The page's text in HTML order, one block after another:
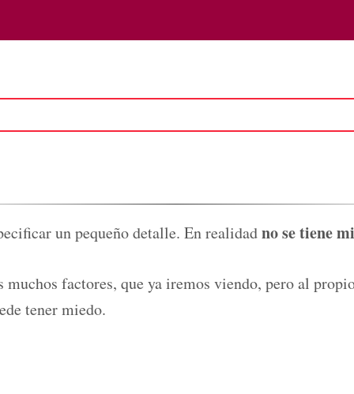
un pequeño detalle. En realidadno se tiene
muchos factores, que ya iremos viendo, pero al
tener miedo.